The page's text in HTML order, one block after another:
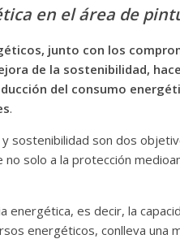
en el área de
junto con los
de la sostenibilidad,
del consumo
.
sostenibilidad son dos
solo a la protección
energética, es decir, la
energéticos, conlleva una